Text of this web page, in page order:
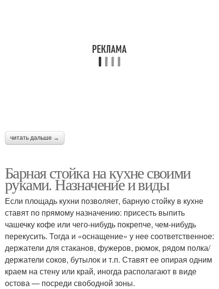
читать дальше →
Барная стойка на кухне своими
руками. Назначение и виды
Если площадь кухни позволяет, барную стойку в кухне
ставят по прямому назначению: присесть выпить
чашечку кофе или чего-нибудь покрепче, чем-нибудь
перекусить. Тогда и «оснащение» у нее соответственное:
держатели для стаканов, фужеров, рюмок, рядом полка/
держатели соков, бутылок и т.п. Ставят ее опирая одним
краем на стену или край, иногда располагают в виде
остова — посреди свободной зоны.